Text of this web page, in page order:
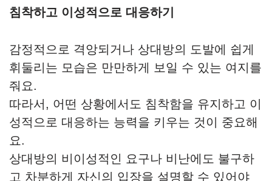
침착하고 이성적으로 대응하기
감정적으로 격앙되거나 상대방의 도발에 쉽게
휘둘리는 모습은 만만하게 보일 수 있는 여지를
줘요.
따라서, 어떤 상황에서도 침착함을 유지하고 이
성적으로 대응하는 능력을 키우는 것이 중요해
요.
상대방의 비이성적인 요구나 비난에도 불구하
고 차분하게 자신의 입장을 설명할 수 있어야